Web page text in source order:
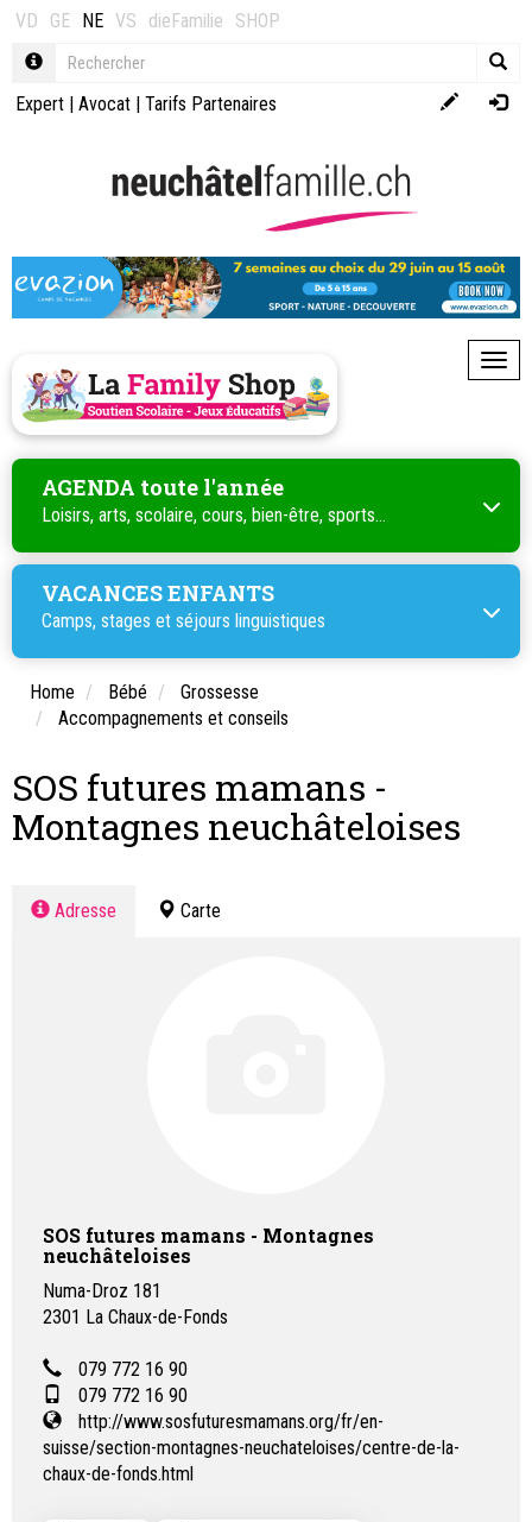
VD GE NE VS dieFamilie SHOP
Expert | Avocat | Tarifs Partenaires
AGENDA toute l'année
Loisirs, arts, scolaire, cours, bien-être, sports...
VACANCES ENFANTS
Camps, stages et séjours linguistiques
Home Bébé
Grossesse
Accompagnements et conseils
SOS futures mamans -
Montagnes neuchâteloises
Adresse Carte
SOS futures mamans - Montagnes
neuchâteloises
Numa-Droz 181
2301 La Chaux-de-Fonds
079 772 16 90
079 772 16 90
http://www.sosfuturesmamans.org/fr/en-
suisse/section-montagnes-neuchateloises/centre-de-la-
chaux-de-fonds.html